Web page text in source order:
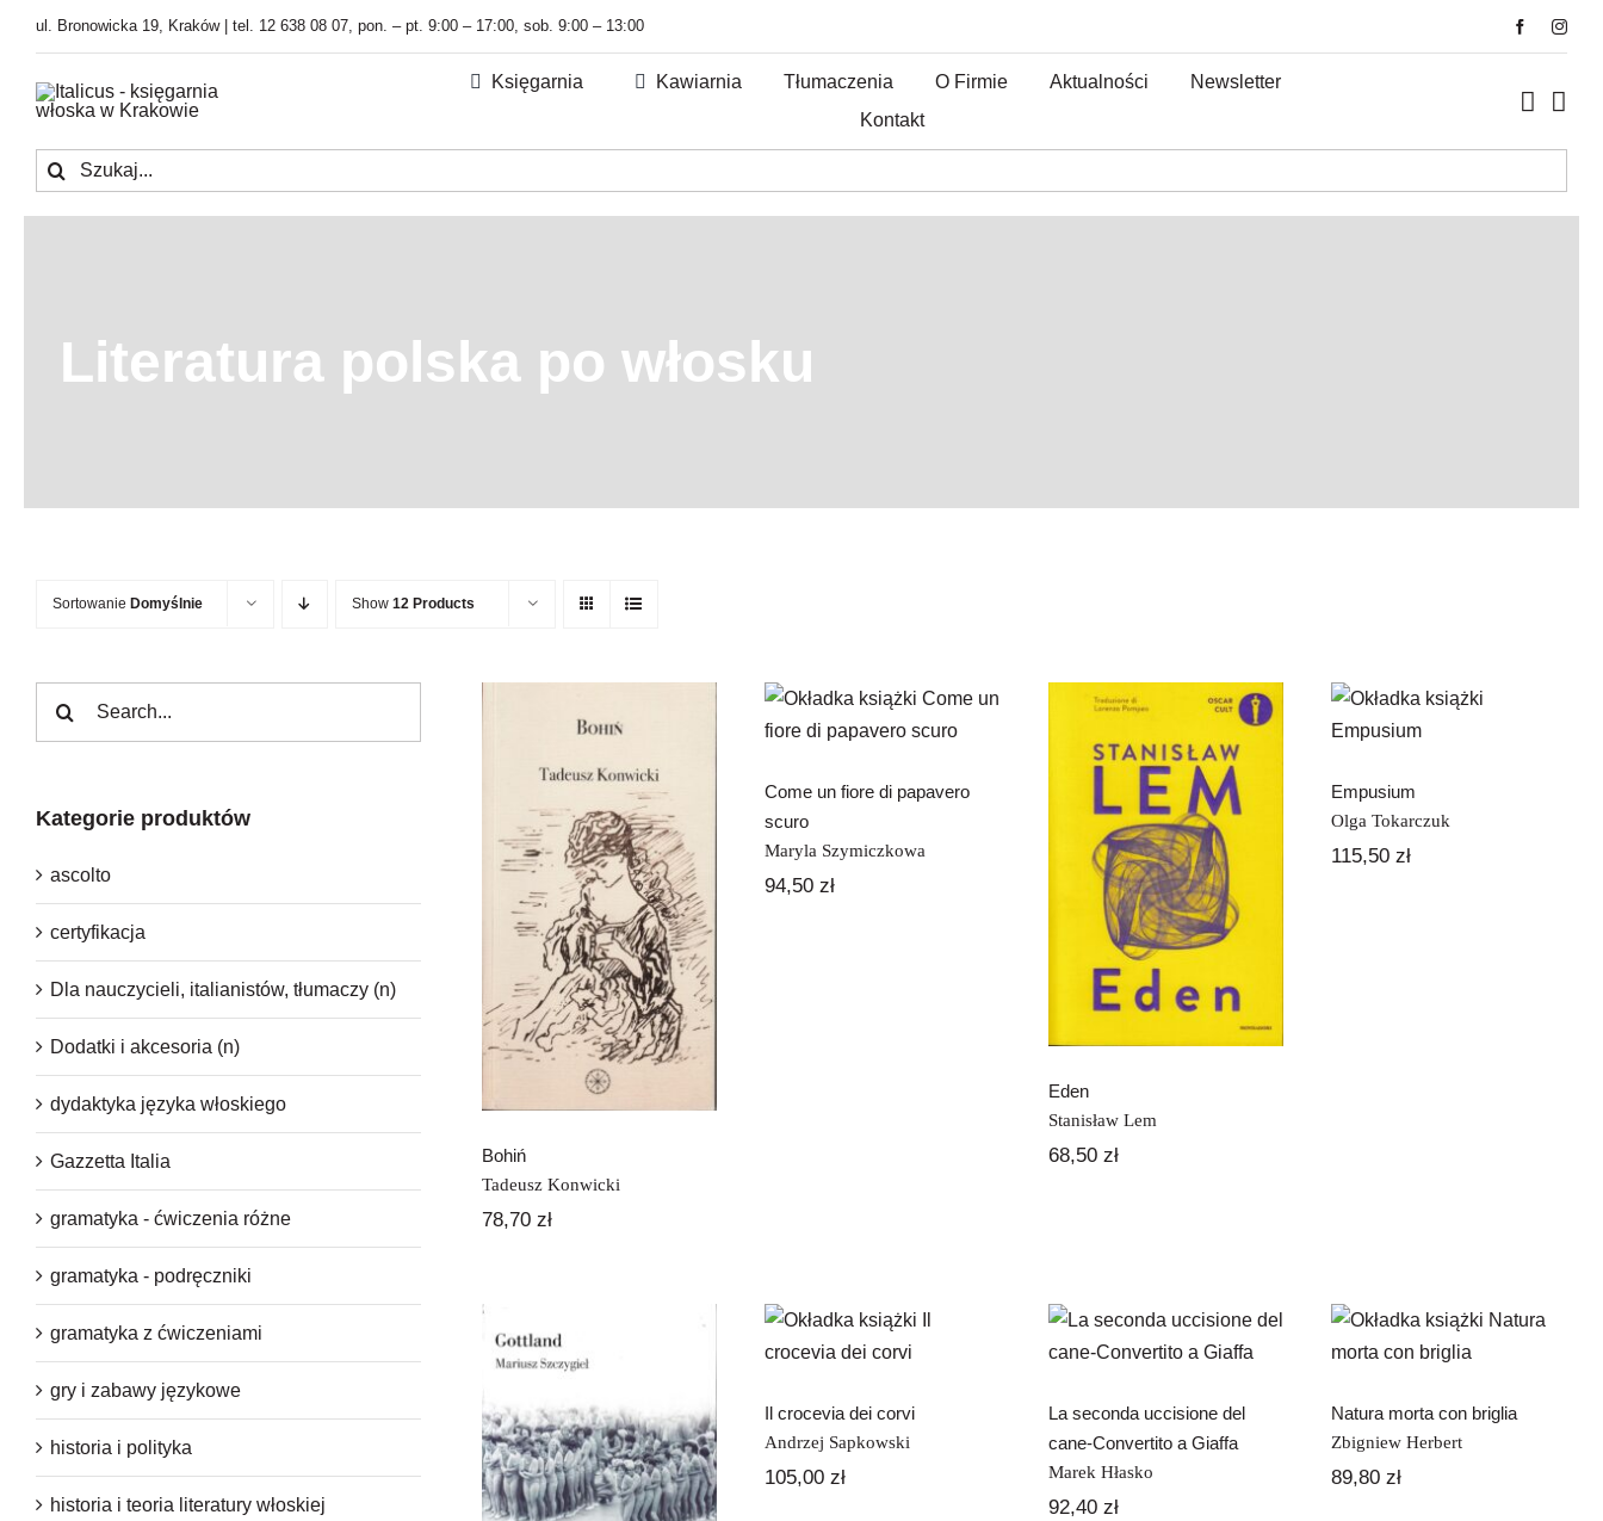
Przejdź
zawartości
ul. Bronowicka 19, Kraków | tel. 12 638 08 07, pon. – pt. 9:00 – 17:00, sob. 9:00 – 13:00
Księgarnia Kawiarnia Tłumaczenia O Firmie Aktualności
Newsletter
Kontakt
Szukaj
Literatura polska po włosku
Sortowanie Domyślnie Show 12 Products
Kategorie produktów
ascolto
certyfikacja
Dla nauczycieli, italianistów, tłumaczy (n)
Dodatki i akcesoria (n)
dydaktyka języka włoskiego
Gazzetta Italia
gramatyka - ćwiczenia różne
gramatyka - podręczniki
gramatyka z ćwiczeniami
gry i zabawy językowe
historia i polityka
historia i teoria literatury włoskiej
Bohiń
Bohiń
Tadeusz Konwicki
78,70 zł
Come un fiore di
papavero scuro
Come un fiore di papavero
scuro
Maryla Szymiczkowa
94,50zł
Eden
Eden
Stanisław Lem
68,50 zł
Empusium
Empusium
Olga Tokarczuk
115,50zł
Gottland
Il crocevia dei
corvi
Il crocevia dei corvi
Andrzej Sapkowski
105,00zł
uccisione del
cane-Convertito a
La seconda uccisione del
cane-Convertito a Giaffa
Marek Hłasko
92,40 zł
Natura morta con
briglia
Natura morta con briglia
Zbigniew Herbert
89,80zł